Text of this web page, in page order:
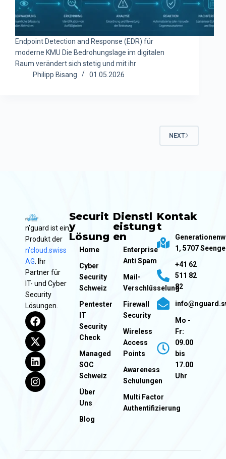
Endpoint Detection and Response (EDR) für
moderne KMU Die Bedrohungslage im digitalen
Raum verändert sich stetig und mit ihr
Philipp Bisang
01.05.2026
NEXT
n’guard ist ein
Produkt der
n’cloud.swiss
AG . Ihr
Partner für
IT- und Cyber
Security
Lösungen.
Securit
y
Lösung
Home
Cyber
Security
Schweiz
Pentester
IT
Security
Check
Managed
SOC
Schweiz
Über
Uns
Blog
Dienstl
eistung
en
Enterprise
Anti Spam
Mail-
Verschlüsselung
Firewall
Security
Wireless
Access
Points
Awareness
Schulungen
Multi Factor
Authentifizierung
Kontak
t
1, 5707
+41 62
511 82
82
Mo -
Fr:
09.00
bis
17.00
Uhr